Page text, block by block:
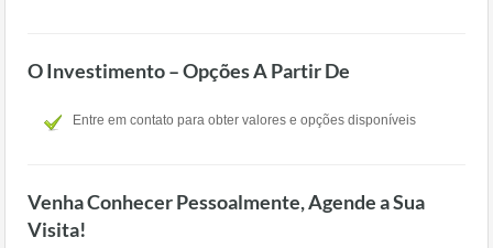
O Investimento – Opções A Partir De
Entre em contato para obter valores e opções disponíveis
Venha Conhecer Pessoalmente, Agende a Sua
Visita!